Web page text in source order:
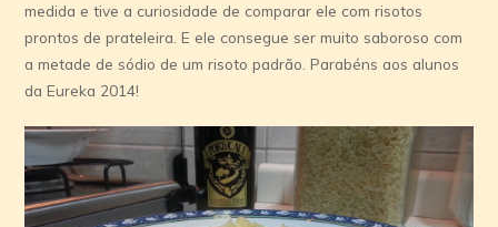
medida e tive a curiosidade de comparar ele com risotos
prontos de prateleira. E ele consegue ser muito saboroso com
a metade de sódio de um risoto padrão. Parabéns aos alunos
da Eureka 2014!